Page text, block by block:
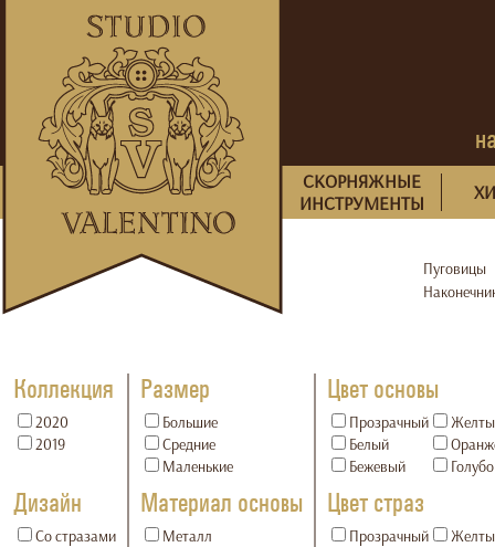
СКОРНЯЖНЫЕ
ИНСТРУМЕНТЫ
Пуговицы
Коллекция
2020
2019
Дизайн
Со стразами
Размер
Большие
Средние
Маленькие
Материал основы
Металл
Цвет основы
Прозрачный
Белый
Бежевый
Цвет страз
Прозрачный